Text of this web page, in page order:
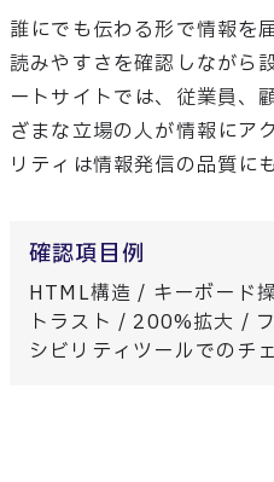
誰にでも伝わる形で情報を
読みやすさを確認しながら
ートサイトでは、従業員、
ざまな立場の人が情報にア
リティは情報発信の品質に
確認項目例
HTML構造 / キーボード
トラスト / 200%拡大 /
シビリティツールでのチ